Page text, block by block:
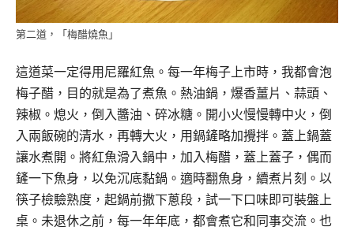
第二道，「梅醋燒魚」
這道菜一定得用尼羅紅魚。每一年梅子上市時，我都會泡
梅子醋，目的就是為了煮魚。熱油鍋，爆香薑片、蒜頭、
辣椒。熄火，倒入醬油、碎冰糖。開小火慢慢轉中火，倒
入兩飯碗的清水，再轉大火，用鍋鏟略加攪拌。蓋上鍋蓋
讓水煮開。將紅魚滑入鍋中，加入梅醋，蓋上蓋子，偶而
鏟一下魚身，以免沉底黏鍋。適時翻魚身，續煮片刻。以
筷子檢驗熟度，起鍋前撒下蔥段，試一下口味即可裝盤上
桌。未退休之前，每一年年底，都會煮它和同事交流。也